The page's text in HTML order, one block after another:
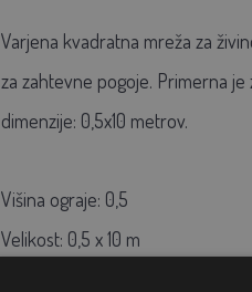
Varjena kvadratna mreža za
za zahtevne pogoje. Primerna je
dimenzije: 0,5x10 metrov.
Višina ograje: 0,5
Velikost: 0,5 x 10 m